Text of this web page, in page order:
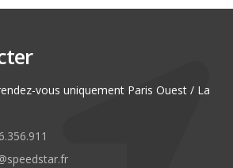
vous uniquement Paris Ouest / La